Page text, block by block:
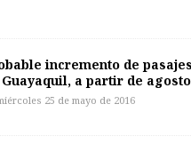
incremento de
Guayaquil, a partir de agosto
25 de mayo de 2016